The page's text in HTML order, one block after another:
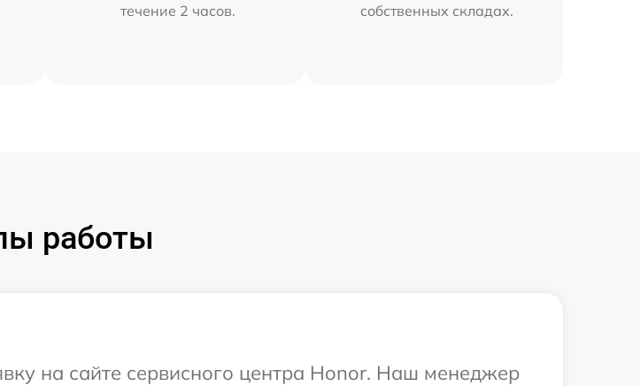
течение 2 часов.
собственных складах.
работы
на сайте сервисного центра Honor. Наш менеджер